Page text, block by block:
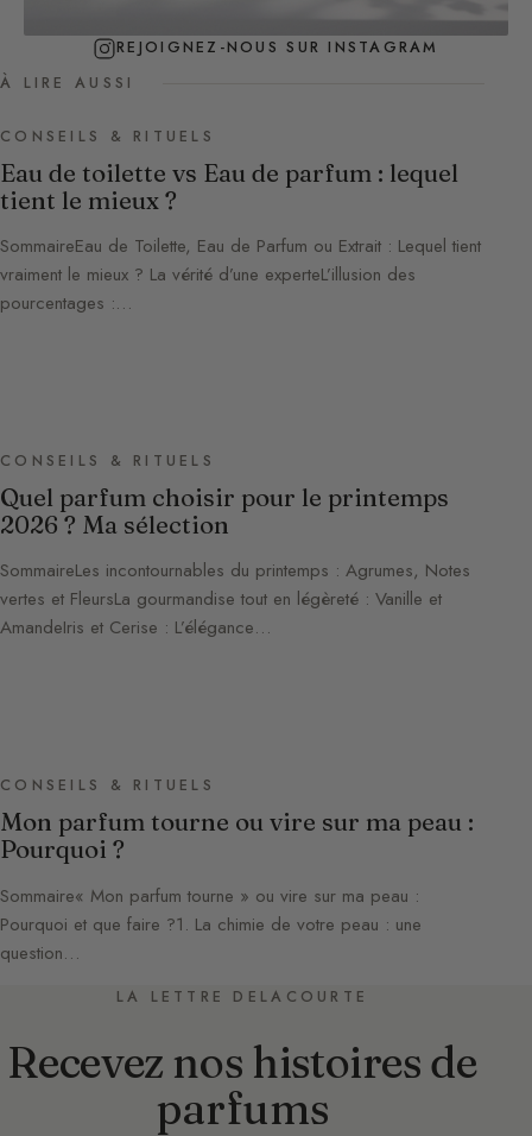
REJOIGNEZ-NOUS SUR INSTAGRAM
À LIRE AUSSI
CONSEILS & RITUELS
Eau de toilette vs Eau de parfum : lequel
tient le mieux ?
SommaireEau de Toilette, Eau de Parfum ou Extrait : Lequel tient
vraiment le mieux ? La vérité d’une experteL’illusion des
pourcentages :…
CONSEILS & RITUELS
Quel parfum choisir pour le printemps
2026 ? Ma sélection
SommaireLes incontournables du printemps : Agrumes, Notes
vertes et FleursLa gourmandise tout en légèreté : Vanille et
AmandeIris et Cerise : L’élégance…
CONSEILS & RITUELS
Mon parfum tourne ou vire sur ma peau :
Pourquoi ?
Sommaire« Mon parfum tourne » ou vire sur ma peau :
Pourquoi et que faire ?1. La chimie de votre peau : une
question…
LA LETTRE DELACOURTE
Recevez nos histoires de
parfums